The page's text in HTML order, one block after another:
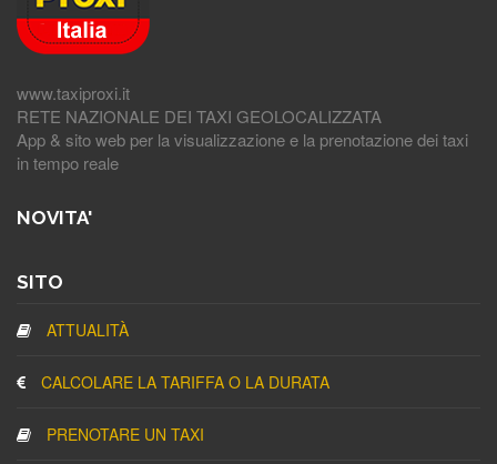
www.taxiproxi.it
RETE NAZIONALE DEI TAXI GEOLOCALIZZATA
App & sito web per la visualizzazione e la prenotazione dei taxi
in tempo reale
NOVITA'
SITO
ATTUALITÀ
CALCOLARE LA TARIFFA O LA DURATA
PRENOTARE UN TAXI